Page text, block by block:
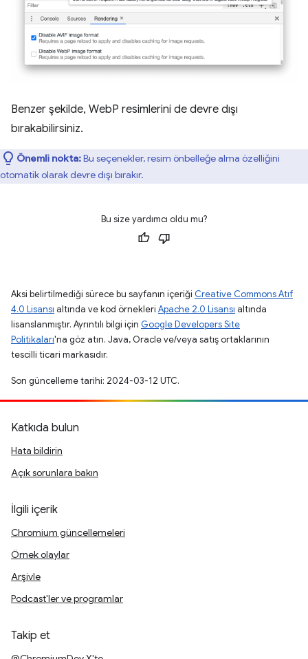
Benzer şekilde, WebP resimlerini de devre dışı
bırakabilirsiniz.
Önemli nokta:Bu seçenekler, resim önbelleğe alma özelliğini
otomatik olarak devre dışı bırakır.
Bu size yardımcı oldu mu?
Aksi belirtilmediği sürece bu sayfanın içeriği Creative Commons Atıf
4.0 Lisansı altında ve kod örnekleri Apache 2.0 Lisansı altında
lisanslanmıştır. Ayrıntılı bilgi için Google Developers Site
Politikaları'na göz atın. Java, Oracle ve/veya satış ortaklarının
tescilli ticari markasıdır.
Son güncelleme tarihi: 2024-03-12 UTC.
Katkıda bulun
Hata bildirin
Açık sorunlara bakın
İlgili içerik
Chromium güncellemeleri
Örnek olaylar
Arşivle
Podcast'ler ve programlar
Takip et